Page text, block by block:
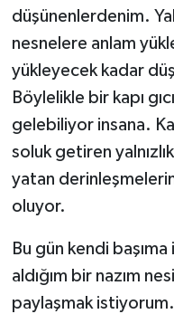
düşünenlerdenim.
nesnelere anlam
yükleyecek kadar
Böylelikle bir kapı
gelebiliyor insana.
soluk getiren
yatan derinleşmelerin
oluyor.
​Bu gün kendi
aldığım bir nazım
paylaşmak istiyorum.